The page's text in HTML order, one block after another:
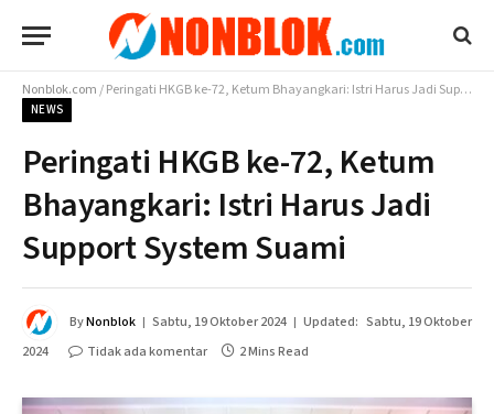
Nonblok.com/Peringati HKGB ke-72, Ketum Bhayangkari: Istri Harus Jadi Support System Suami
NEWS
Peringati HKGB ke-72, Ketum
Bhayangkari: Istri Harus Jadi
Support System Suami
ByNonblok Sabtu, 19 Oktober 2024 Updated: Sabtu, 19 Oktober
2024
Tidak ada komentar 2 Mins Read